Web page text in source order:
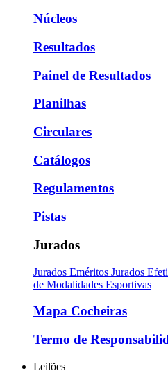
Núcleos
Resultados
Painel de Resultados
Planilhas
Circulares
Catálogos
Regulamentos
Pistas
Jurados
Jurados Eméritos Jurados
de Modalidades Esportivas
Mapa Cocheiras
Termo de
Leilões